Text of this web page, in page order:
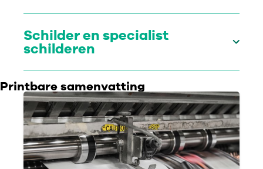
Schilder en specialist
schilderen
Printbare samenvatting